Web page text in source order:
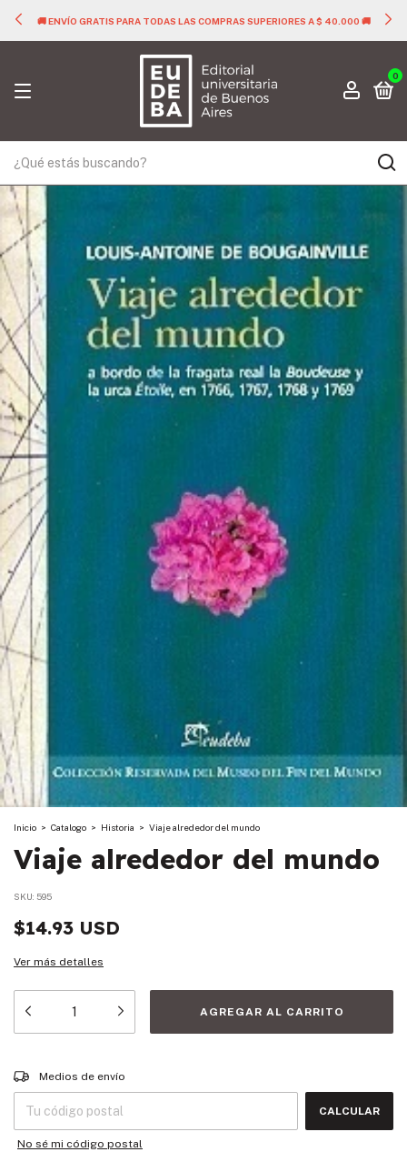
🚚 ENVÍO GRATIS PARA TODAS LAS COMPRAS SUPERIORES A $ 40.000 🚚
0
Inicio > Catalogo > Historia > Viaje alrededor del mundo
Viaje alrededor del mundo
SKU: 595
$14.93 USD
Ver más detalles
Entregas para el CP:
Medios de envío
CALCULAR
No sé mi código postal